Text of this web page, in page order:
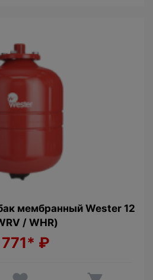
мембрaнный Wester 12
/ WHR)
771* ₽